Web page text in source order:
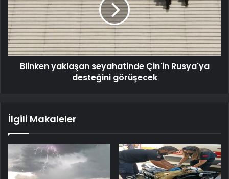
Blinken yaklaşan seyahatinde Çin'in Rusya'ya
desteğini görüşecek
İlgili Makaleler